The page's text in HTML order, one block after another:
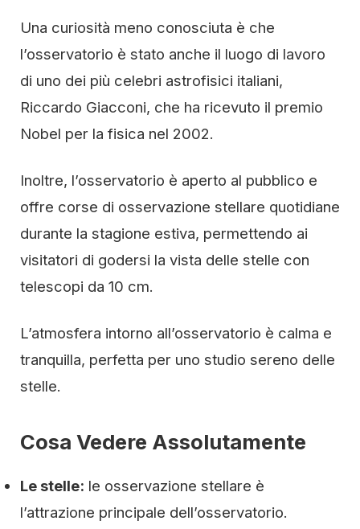
Una curiosità meno conosciuta è che
l’osservatorio è stato anche il luogo di lavoro
di uno dei più celebri astrofisici italiani,
Riccardo Giacconi, che ha ricevuto il premio
Nobel per la fisica nel 2002.
Inoltre, l’osservatorio è aperto al pubblico e
offre corse di osservazione stellare quotidiane
durante la stagione estiva, permettendo ai
visitatori di godersi la vista delle stelle con
telescopi da 10 cm.
L’atmosfera intorno all’osservatorio è calma e
tranquilla, perfetta per uno studio sereno delle
stelle.
Cosa Vedere Assolutamente
Le stelle: le osservazione stellare è
l’attrazione principale dell’osservatorio.